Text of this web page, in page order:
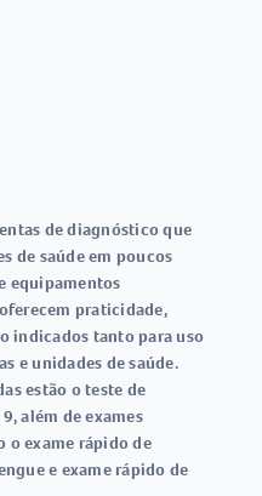
de diagnóstico que
de saúde em poucos
equipamentos
praticidade,
indicados tanto para uso
e unidades de saúde.
estão oteste de
, além de exames
oexame rápido de
e exame rápido de